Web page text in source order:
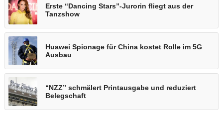
Erste “Dancing Stars”-Jurorin fliegt aus der
Tanzshow
Huawei Spionage für China kostet Rolle im 5G
Ausbau
“NZZ” schmälert Printausgabe und reduziert
Belegschaft